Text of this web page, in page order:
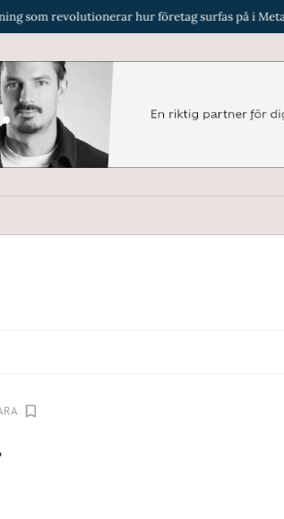
revolutionerar hur företag surfas på i MetaVerse